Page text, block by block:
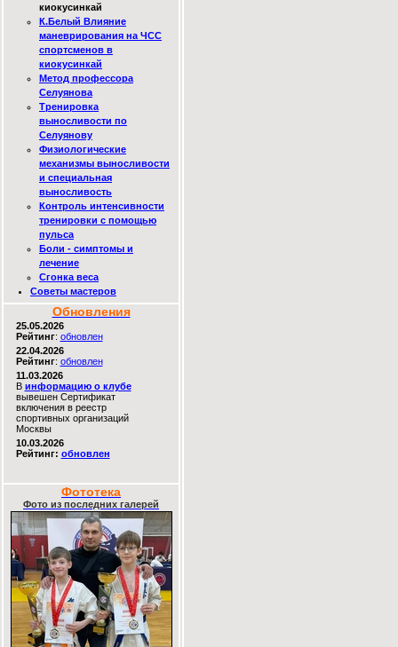
киокусинкай
К.Белый Влияние
маневрирования на ЧСС
спортсменов в
киокусинкай
Метод профессора
Селуянова
Тренировка
выносливости по
Селуянову
Физиологические
механизмы выносливости
и специальная
выносливость
Контроль интенсивности
тренировки с помощью
пульса
Боли - симптомы и
лечение
Сгонка веса
Советы мастеров
Обновления
25.05.2026
Рейтинг: обновлен
22.04.2026
Рейтинг: обновлен
11.03.2026
В информацию о клубе
вывешен Сертификат
включения в реестр
спортивных организаций
Москвы
10.03.2026
Рейтинг: обновлен
Фототека
Фото из последних галерей